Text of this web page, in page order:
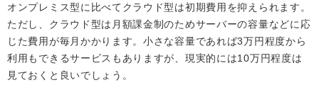
オンプレミス型に比べてクラウド型は初期費用を抑えられます。
ただし、クラウド型は月額課金制のためサーバーの容量などに応
じた費用が毎月かかります。小さな容量であれば3万円程度から
利用もできるサービスもありますが、現実的には10万円程度は
見ておくと良いでしょう。